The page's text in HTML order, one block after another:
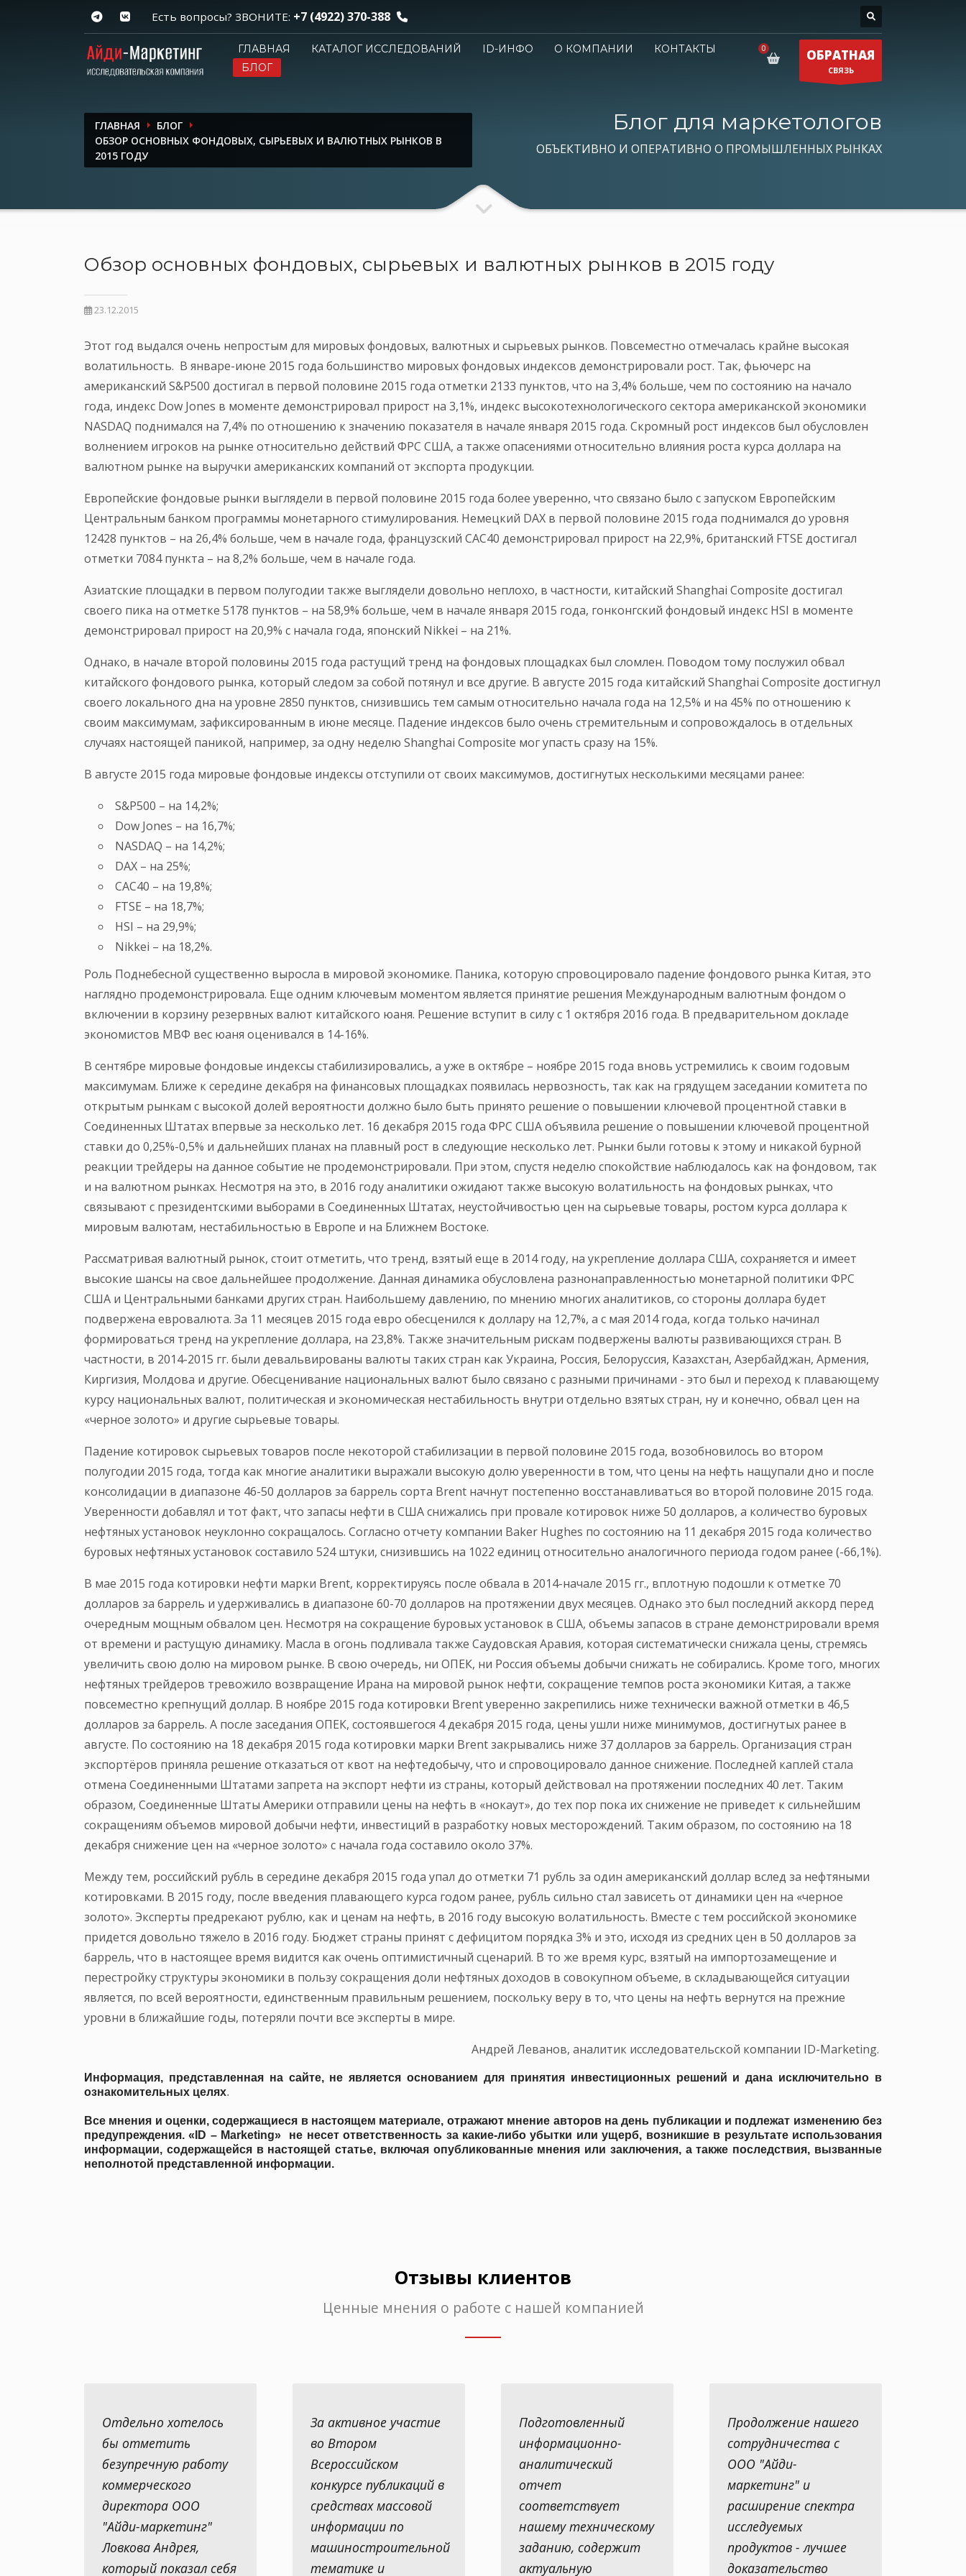
Есть вопросы? ЗВОНИТЕ: +7 (4922) 370-388
ГЛАВНАЯ КАТАЛОГ ИССЛЕДОВАНИЙ ID-ИНФО О КОМПАНИИ
КОНТАКТЫ
БЛОГ
ОБРАТНАЯ
СВЯЗЬ
ГЛАВНАЯ
БЛОГ
ОБЗОР ОСНОВНЫХ ФОНДОВЫХ, СЫРЬЕВЫХ И ВАЛЮТНЫХ РЫНКОВ В
2015 ГОДУ
Блог для маркетологов
ОБЪЕКТИВНО И ОПЕРАТИВНО О ПРОМЫШЛЕННЫХ РЫНКАХ
Обзор основных фондовых, сырьевых и валютных рынков в 2015 году
23.12.2015
Этот год выдался очень непростым для мировых фондовых, валютных и сырьевых рынков. Повсеместно отмечалась крайне высокая
волатильность. В январе-июне 2015 года большинство мировых фондовых индексов демонстрировали рост. Так, фьючерс на
американский S&P500 достигал в первой половине 2015 года отметки 2133 пунктов, что на 3,4% больше, чем по состоянию на начало
года, индекс Dow Jones в моменте демонстрировал прирост на 3,1%, индекс высокотехнологического сектора американской экономики
NASDAQ поднимался на 7,4% по отношению к значению показателя в начале января 2015 года. Скромный рост индексов был обусловлен
волнением игроков на рынке относительно действий ФРС США, а также опасениями относительно влияния роста курса доллара на
валютном рынке на выручки американских компаний от экспорта продукции.
Европейские фондовые рынки выглядели в первой половине 2015 года более уверенно, что связано было с запуском Европейским
Центральным банком программы монетарного стимулирования. Немецкий DAX в первой половине 2015 года поднимался до уровня
12428 пунктов – на 26,4% больше, чем в начале года, французский CAC40 демонстрировал прирост на 22,9%, британский FTSE достигал
отметки 7084 пункта – на 8,2% больше, чем в начале года.
Азиатские площадки в первом полугодии также выглядели довольно неплохо, в частности, китайский Shanghai Composite достигал
своего пика на отметке 5178 пунктов – на 58,9% больше, чем в начале января 2015 года, гонконгский фондовый индекс HSI в моменте
демонстрировал прирост на 20,9% с начала года, японский Nikkei – на 21%.
Однако, в начале второй половины 2015 года растущий тренд на фондовых площадках был сломлен. Поводом тому послужил обвал
китайского фондового рынка, который следом за собой потянул и все другие. В августе 2015 года китайский Shanghai Composite достигнул
своего локального дна на уровне 2850 пунктов, снизившись тем самым относительно начала года на 12,5% и на 45% по отношению к
своим максимумам, зафиксированным в июне месяце. Падение индексов было очень стремительным и сопровождалось в отдельных
случаях настоящей паникой, например, за одну неделю Shanghai Composite мог упасть сразу на 15%.
В августе 2015 года мировые фондовые индексы отступили от своих максимумов, достигнутых несколькими месяцами ранее:
S&P500 – на 14,2%;
Dow Jones – на 16,7%;
NASDAQ – на 14,2%;
DAX – на 25%;
CAC40 – на 19,8%;
FTSE – на 18,7%;
HSI – на 29,9%;
Nikkei – на 18,2%.
Роль Поднебесной существенно выросла в мировой экономике. Паника, которую спровоцировало падение фондового рынка Китая, это
наглядно продемонстрировала. Еще одним ключевым моментом является принятие решения Международным валютным фондом о
включении в корзину резервных валют китайского юаня. Решение вступит в силу с 1 октября 2016 года. В предварительном докладе
экономистов МВФ вес юаня оценивался в 14-16%.
В сентябре мировые фондовые индексы стабилизировались, а уже в октябре – ноябре 2015 года вновь устремились к своим годовым
максимумам. Ближе к середине декабря на финансовых площадках появилась нервозность, так как на грядущем заседании комитета по
открытым рынкам с высокой долей вероятности должно было быть принято решение о повышении ключевой процентной ставки в
Соединенных Штатах впервые за несколько лет. 16 декабря 2015 года ФРС США объявила решение о повышении ключевой процентной
ставки до 0,25%-0,5% и дальнейших планах на плавный рост в следующие несколько лет. Рынки были готовы к этому и никакой бурной
реакции трейдеры на данное событие не продемонстрировали. При этом, спустя неделю спокойствие наблюдалось как на фондовом, так
и на валютном рынках. Несмотря на это, в 2016 году аналитики ожидают также высокую волатильность на фондовых рынках, что
связывают с президентскими выборами в Соединенных Штатах, неустойчивостью цен на сырьевые товары, ростом курса доллара к
мировым валютам, нестабильностью в Европе и на Ближнем Востоке.
Рассматривая валютный рынок, стоит отметить, что тренд, взятый еще в 2014 году, на укрепление доллара США, сохраняется и имеет
высокие шансы на свое дальнейшее продолжение. Данная динамика обусловлена разнонаправленностью монетарной политики ФРС
США и Центральными банками других стран. Наибольшему давлению, по мнению многих аналитиков, со стороны доллара будет
подвержена евровалюта. За 11 месяцев 2015 года евро обесценился к доллару на 12,7%, а с мая 2014 года, когда только начинал
формироваться тренд на укрепление доллара, на 23,8%. Также значительным рискам подвержены валюты развивающихся стран. В
частности, в 2014-2015 гг. были девальвированы валюты таких стран как Украина, Россия, Белоруссия, Казахстан, Азербайджан, Армения,
Киргизия, Молдова и другие. Обесценивание национальных валют было связано с разными причинами - это был и переход к плавающему
курсу национальных валют, политическая и экономическая нестабильность внутри отдельно взятых стран, ну и конечно, обвал цен на
«черное золото» и другие сырьевые товары.
Падение котировок сырьевых товаров после некоторой стабилизации в первой половине 2015 года, возобновилось во втором
полугодии 2015 года, тогда как многие аналитики выражали высокую долю уверенности в том, что цены на нефть нащупали дно и после
консолидации в диапазоне 46-50 долларов за баррель сорта Brent начнут постепенно восстанавливаться во второй половине 2015 года.
Уверенности добавлял и тот факт, что запасы нефти в США снижались при провале котировок ниже 50 долларов, а количество буровых
нефтяных установок неуклонно сокращалось. Согласно отчету компании Baker Hughes по состоянию на 11 декабря 2015 года количество
буровых нефтяных установок составило 524 штуки, снизившись на 1022 единиц относительно аналогичного периода годом ранее (-66,1%).
В мае 2015 года котировки нефти марки Brent, корректируясь после обвала в 2014-начале 2015 гг., вплотную подошли к отметке 70
долларов за баррель и удерживались в диапазоне 60-70 долларов на протяжении двух месяцев. Однако это был последний аккорд перед
очередным мощным обвалом цен. Несмотря на сокращение буровых установок в США, объемы запасов в стране демонстрировали время
от времени и растущую динамику. Масла в огонь подливала также Саудовская Аравия, которая систематически снижала цены, стремясь
увеличить свою долю на мировом рынке. В свою очередь, ни ОПЕК, ни Россия объемы добычи снижать не собирались. Кроме того, многих
нефтяных трейдеров тревожило возвращение Ирана на мировой рынок нефти, сокращение темпов роста экономики Китая, а также
повсеместно крепнущий доллар. В ноябре 2015 года котировки Brent уверенно закрепились ниже технически важной отметки в 46,5
долларов за баррель. А после заседания ОПЕК, состоявшегося 4 декабря 2015 года, цены ушли ниже минимумов, достигнутых ранее в
августе. По состоянию на 18 декабря 2015 года котировки марки Brent закрывались ниже 37 долларов за баррель. Организация стран
экспортёров приняла решение отказаться от квот на нефтедобычу, что и спровоцировало данное снижение. Последней каплей стала
отмена Соединенными Штатами запрета на экспорт нефти из страны, который действовал на протяжении последних 40 лет. Таким
образом, Соединенные Штаты Америки отправили цены на нефть в «нокаут», до тех пор пока их снижение не приведет к сильнейшим
сокращениям объемов мировой добычи нефти, инвестиций в разработку новых месторождений. Таким образом, по состоянию на 18
декабря снижение цен на «черное золото» с начала года составило около 37%.
Между тем, российский рубль в середине декабря 2015 года упал до отметки 71 рубль за один американский доллар вслед за нефтяными
котировками. В 2015 году, после введения плавающего курса годом ранее, рубль сильно стал зависеть от динамики цен на «черное
золото». Эксперты предрекают рублю, как и ценам на нефть, в 2016 году высокую волатильность. Вместе с тем российской экономике
придется довольно тяжело в 2016 году. Бюджет страны принят с дефицитом порядка 3% и это, исходя из средних цен в 50 долларов за
баррель, что в настоящее время видится как очень оптимистичный сценарий. В то же время курс, взятый на импортозамещение и
перестройку структуры экономики в пользу сокращения доли нефтяных доходов в совокупном объеме, в складывающейся ситуации
является, по всей вероятности, единственным правильным решением, поскольку веру в то, что цены на нефть вернутся на прежние
уровни в ближайшие годы, потеряли почти все эксперты в мире.
Андрей Леванов, аналитик исследовательской компании ID-Marketing.
Информация, представленная на сайте, не является основанием для принятия инвестиционных решений и дана исключительно в
ознакомительных целях.
Все мнения и оценки, содержащиеся в настоящем материале, отражают мнение авторов на день публикации и подлежат изменению без
предупреждения. «ID – Marketing» не несет ответственность за какие-либо убытки или ущерб, возникшие в результате использования
информации, содержащейся в настоящей статье, включая опубликованные мнения или заключения, а также последствия, вызванные
неполнотой представленной информации.
Отзывы клиентов
Ценные мнения о работе с нашей компанией
Отдельно хотелось
бы отметить
безупречную работу
коммерческого
директора ООО
"Айди-маркетинг"
Ловкова Андрея,
который показал себя
За активное участие
во Втором
Всероссийском
конкурсе публикаций в
средствах массовой
информации по
машиностроительной
тематике и
Подготовленный
информационно-
аналитический
отчет
соответствует
нашему техническому
заданию, содержит
актуальную
Продолжение нашего
сотрудничества с
ООО "Айди-
маркетинг" и
расширение спектра
исследуемых
продуктов - лучшее
доказательство